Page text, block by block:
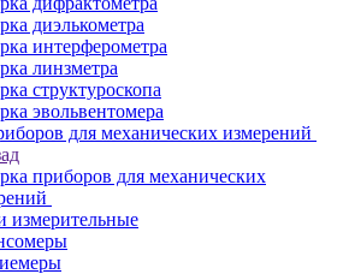
диэлькометра
интерферометра
линзметра
структуроскопа
эвольвентомера
для механических измерений
приборов для механических
измерительные